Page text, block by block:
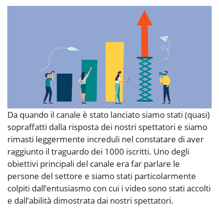
Da quando il canale è stato lanciato siamo stati (quasi)
sopraffatti dalla risposta dei nostri spettatori e siamo
rimasti leggermente increduli nel constatare di aver
raggiunto il traguardo dei 1000 iscritti. Uno degli
obiettivi principali del canale era far parlare le
persone del settore e siamo stati particolarmente
colpiti dall’entusiasmo con cui i video sono stati accolti
e dall’abilità dimostrata dai nostri spettatori.